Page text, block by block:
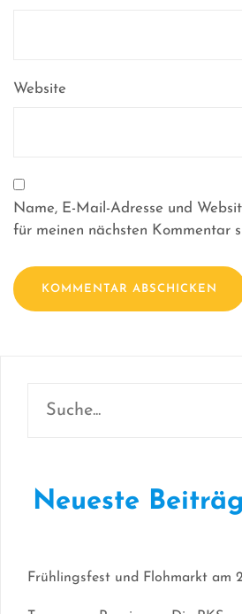
Website
Name, E-Mail-Adresse und
für meinen nächsten Kommentar
Neueste
Frühlingsfest und Flohmarkt am